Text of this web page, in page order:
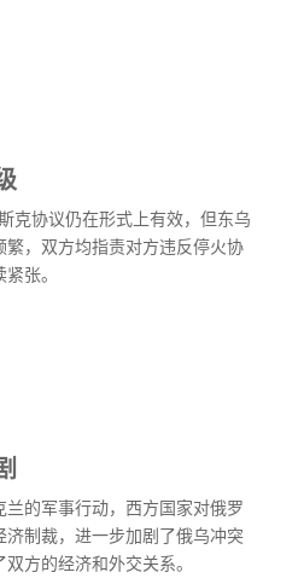
克协议仍在形式上有效，但东乌
繁，双方均指责对方违反停火协
张。
兰的军事行动，西方国家对俄罗
济制裁，进一步加剧了俄乌冲突
方的经济和外交关系。